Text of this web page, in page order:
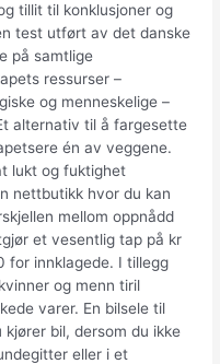
tillit til konklusjoner og
test utført av det danske
på samtlige
ressurser –
og menneskelige –
alternativ til å fargesette
én av veggene.
lukt og fuktighet
nettbutikk hvor du kan
mellom oppnådd
et vesentlig tap på kr
for innklagede. I tillegg
og menn tiril
varer. En bilsele til
bil, dersom du ikke
eller i et